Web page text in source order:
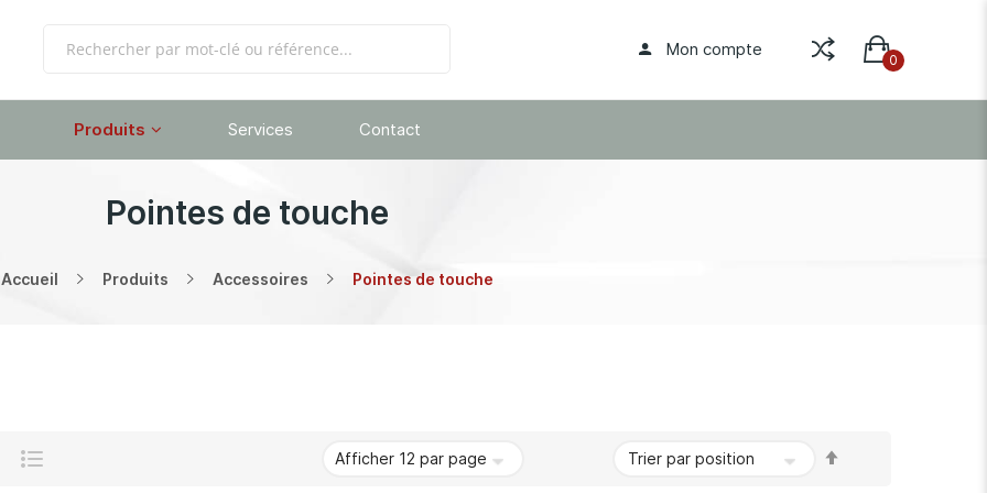
Mon compte
Produits Services Contact
Pointes de touche
Accueil Produits Accessoires Pointes de touche
Grille